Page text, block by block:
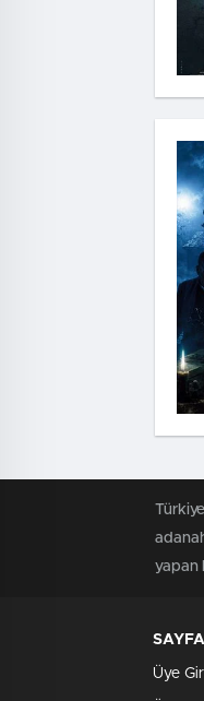
yapan
Üye